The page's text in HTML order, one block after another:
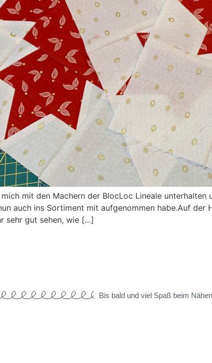
mit den Machern der BlocLoc Lineale
auch ins Sortiment mit aufgenommen habe.Auf
sehr gut sehen, wie […]
Bis bald und viel Spaß beim